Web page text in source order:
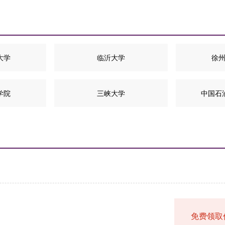
学 临沂大学 徐
院 三峡大学 中国石
免费领